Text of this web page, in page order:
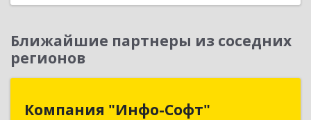
Ближайшие партнеры из соседних
регионов
Компания "Инфо-Софт"
Компания "Инфо-Софт"